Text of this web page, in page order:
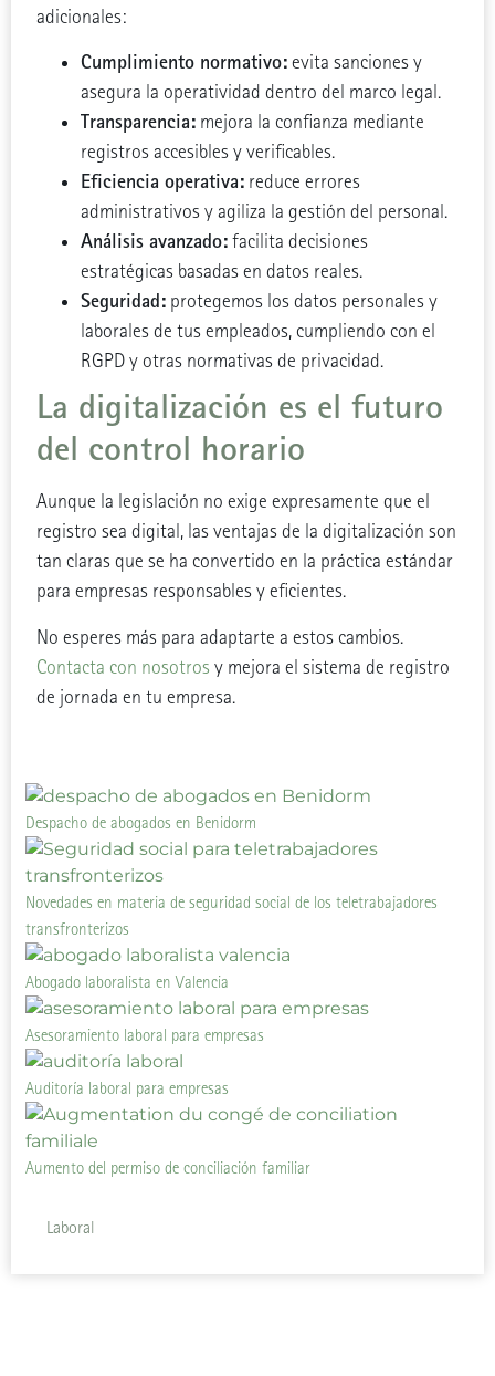
adicionales:
Cumplimiento normativo:evita sanciones y
asegura la operatividad dentro del marco legal.
Transparencia:mejora la confianza mediante
registros accesibles y verificables.
Eficiencia operativa:reduce errores
administrativos y agiliza la gestión del personal.
Análisis avanzado:facilita decisiones
estratégicas basadas en datos reales.
Seguridad:protegemos los datos personales y
laborales de tus empleados, cumpliendo con el
RGPD y otras normativas de privacidad.
La digitalización es el futuro
del control horario
Aunque la legislación no exige expresamente que el
registro sea digital, las ventajas de la digitalización son
tan claras que se ha convertido en la práctica estándar
para empresas responsables y eficientes.
No esperes más para adaptarte a estos cambios.
Contacta con nosotros y mejora el sistema de registro
de jornada en tu empresa.
Despacho de abogados en Benidorm
Novedades en materia de seguridad social de los teletrabajadores
transfronterizos
Abogado laboralista en Valencia
Asesoramiento laboral para empresas
Auditoría laboral para empresas
Aumento del permiso de conciliación familiar
Laboral